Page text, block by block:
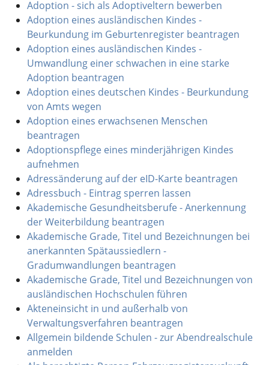
Adoption - sich als Adoptiveltern bewerben
Adoption eines ausländischen Kindes -
Beurkundung im Geburtenregister beantragen
Adoption eines ausländischen Kindes -
Umwandlung einer schwachen in eine starke
Adoption beantragen
Adoption eines deutschen Kindes - Beurkundung
von Amts wegen
Adoption eines erwachsenen Menschen
beantragen
Adoptionspflege eines minderjährigen Kindes
aufnehmen
Adressänderung auf der eID-Karte beantragen
Adressbuch - Eintrag sperren lassen
Akademische Gesundheitsberufe - Anerkennung
der Weiterbildung beantragen
Akademische Grade, Titel und Bezeichnungen bei
anerkannten Spätaussiedlern -
Gradumwandlungen beantragen
Akademische Grade, Titel und Bezeichnungen von
ausländischen Hochschulen führen
Akteneinsicht in und außerhalb von
Verwaltungsverfahren beantragen
Allgemein bildende Schulen - zur Abendrealschule
anmelden